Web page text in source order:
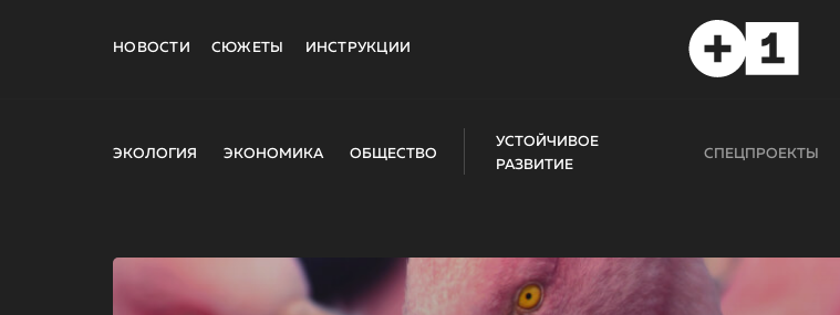
НОВОСТИ СЮЖЕТЫ ИНСТРУКЦИИ
ЭКОЛОГИЯ ЭКОНОМИКА ОБЩЕСТВО
УСТОЙЧИВОЕ
РАЗВИТИЕ
СПЕЦПРОЕКТЫ